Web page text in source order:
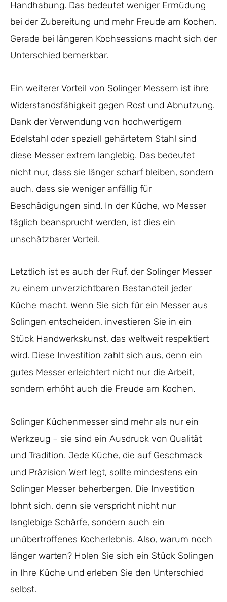
Handhabung. Das bedeutet weniger Ermüdung
bei der Zubereitung und mehr Freude am Kochen.
Gerade bei längeren Kochsessions macht sich der
Unterschied bemerkbar.
Ein weiterer Vorteil von Solinger Messern ist ihre
Widerstandsfähigkeit gegen Rost und Abnutzung.
Dank der Verwendung von hochwertigem
Edelstahl oder speziell gehärtetem Stahl sind
diese Messer extrem langlebig. Das bedeutet
nicht nur, dass sie länger scharf bleiben, sondern
auch, dass sie weniger anfällig für
Beschädigungen sind. In der Küche, wo Messer
täglich beansprucht werden, ist dies ein
unschätzbarer Vorteil.
Letztlich ist es auch der Ruf, der Solinger Messer
zu einem unverzichtbaren Bestandteil jeder
Küche macht. Wenn Sie sich für ein Messer aus
Solingen entscheiden, investieren Sie in ein
Stück Handwerkskunst, das weltweit respektiert
wird. Diese Investition zahlt sich aus, denn ein
gutes Messer erleichtert nicht nur die Arbeit,
sondern erhöht auch die Freude am Kochen.
Solinger Küchenmesser sind mehr als nur ein
Werkzeug – sie sind ein Ausdruck von Qualität
und Tradition. Jede Küche, die auf Geschmack
und Präzision Wert legt, sollte mindestens ein
Solinger Messer beherbergen. Die Investition
lohnt sich, denn sie verspricht nicht nur
langlebige Schärfe, sondern auch ein
unübertroffenes Kocherlebnis. Also, warum noch
länger warten? Holen Sie sich ein Stück Solingen
in Ihre Küche und erleben Sie den Unterschied
selbst.